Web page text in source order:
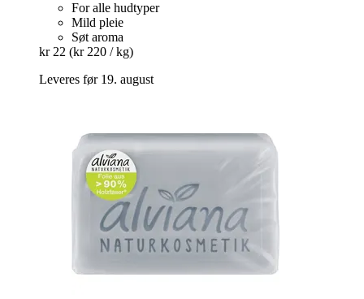
For alle hudtyper
Mild pleie
Søt aroma
kr 22 (kr 220 / kg)
Leveres før 19. august